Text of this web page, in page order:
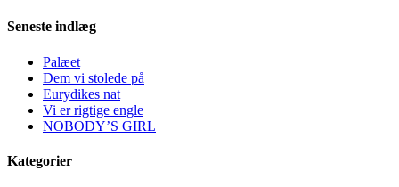
Seneste indlæg
Palæet
Dem vi stolede på
Eurydikes nat
Vi er rigtige engle
NOBODY’S GIRL
Kategorier